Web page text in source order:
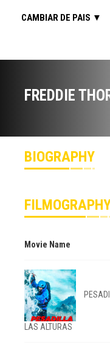
CAMBIAR DE PAIS ▼
FREDDIE
BIOGRAPHY
Movie Name
LAS ALTURAS